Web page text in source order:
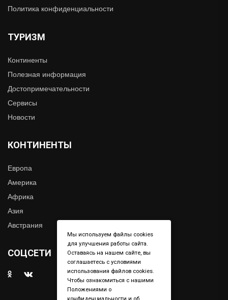
Политика конфиденциальности
ТУРИЗМ
Континенты
Полезная информация
Достопримечательности
Сервисы
Новости
КОНТИНЕНТЫ
Европа
Америка
Африка
Азия
Австрания
СОЦСЕТИ
Мы используем файлы cookies
для улучшения работы сайта.
Оставаясь на нашем сайте, вы
соглашаетесь с условиями
использования файлов cookies.
Чтобы ознакомиться с нашими
Положениями о